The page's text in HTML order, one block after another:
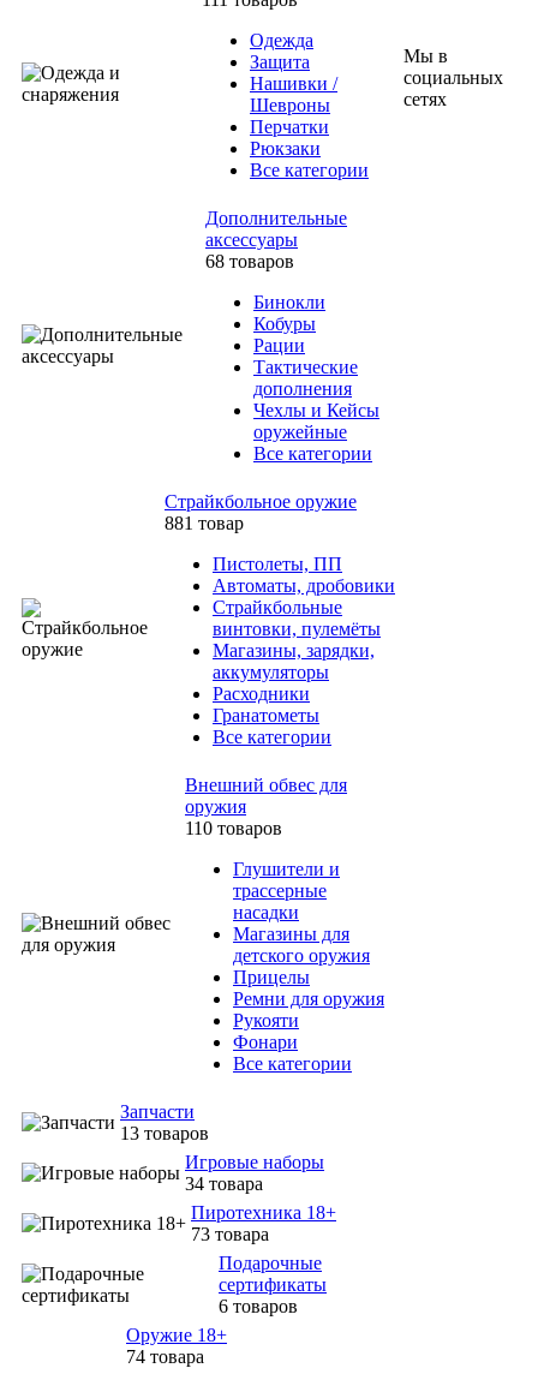
Одежда
Защита
Нашивки /
Шевроны
Перчатки
Рюкзаки
Все категории
Дополнительные
аксессуары
68 товаров
Бинокли
Кобуры
Рации
Тактические
дополнения
Чехлы и Кейсы
оружейные
Все категории
Страйкбольное оружие
881 товар
Пистолеты, ПП
Автоматы, дробовики
Страйкбольные
винтовки, пулемёты
Магазины, зарядки,
аккумуляторы
Расходники
Гранатометы
Все категории
Внешний обвес для
оружия
110 товаров
Глушители и
трассерные
насадки
Магазины для
детского оружия
Прицелы
Ремни для оружия
Рукояти
Фонари
Все категории
Запчасти
13 товаров
Игровые наборы
34 товара
Пиротехника 18+
73 товара
Подарочные
сертификаты
6 товаров
Оружие 18+
74 товара
Мы в
социальных
сетях